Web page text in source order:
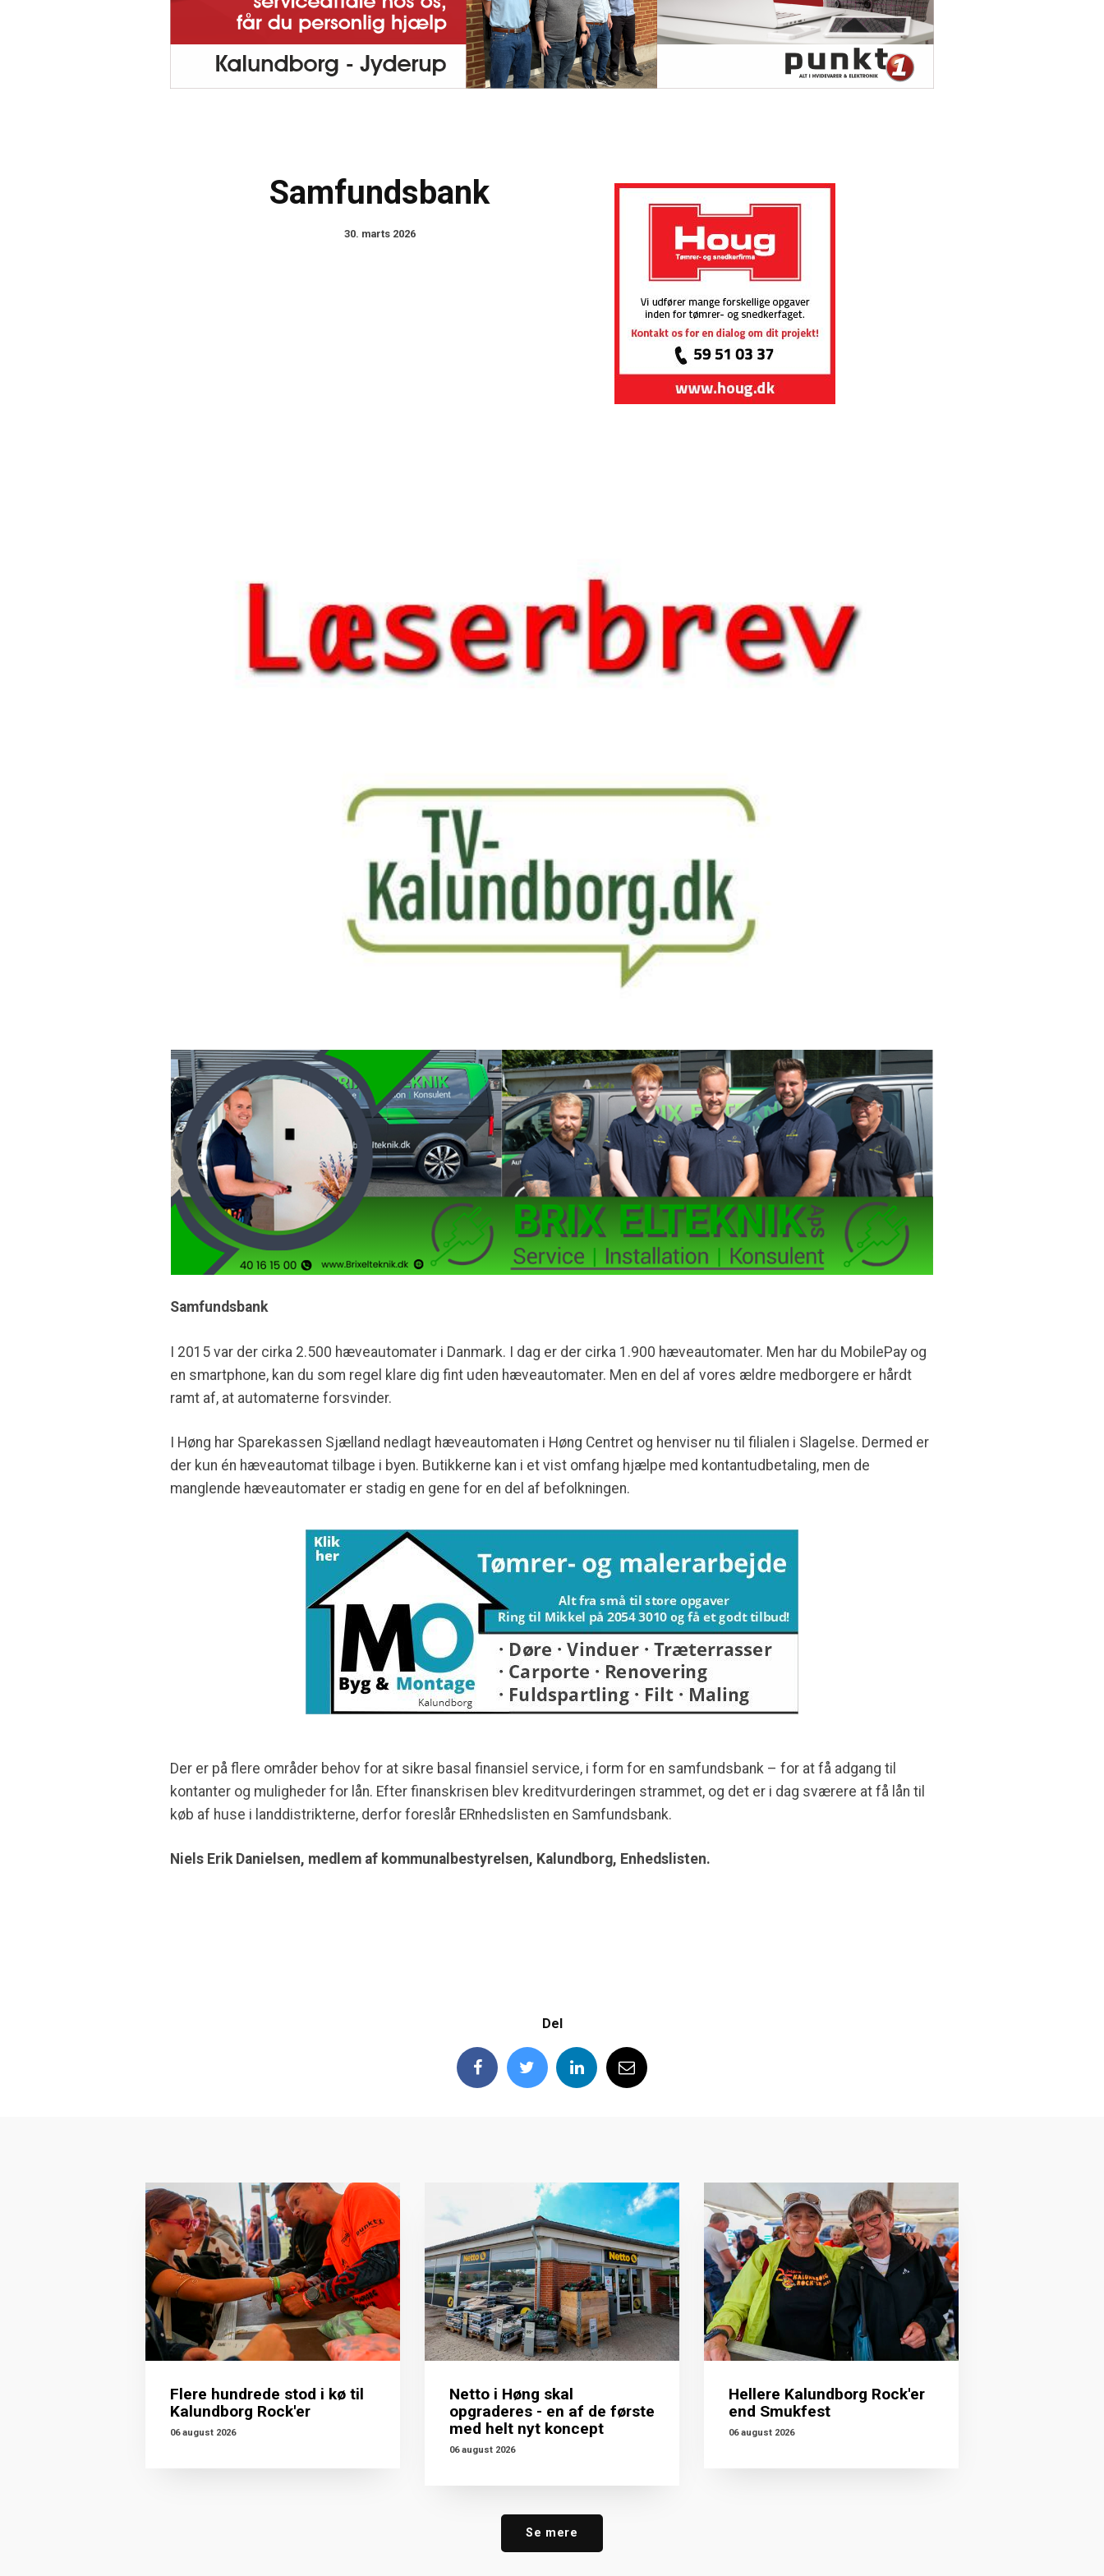
Samfundsbank
30. marts 2026
Samfundsbank
I 2015 var der cirka 2.500 hæveautomater i Danmark. I dag er der cirka 1.900 hæveautomater. Men har du MobilePay og
en smartphone, kan du som regel klare dig fint uden hæveautomater. Men en del af vores ældre medborgere er hårdt
ramt af, at automaterne forsvinder.
I Høng har Sparekassen Sjælland nedlagt hæveautomaten i Høng Centret og henviser nu til filialen i Slagelse. Dermed er
der kun én hæveautomat tilbage i byen. Butikkerne kan i et vist omfang hjælpe med kontantudbetaling, men de
manglende hæveautomater er stadig en gene for en del af befolkningen.
Der er på flere områder behov for at sikre basal finansiel service, i form for en samfundsbank – for at få adgang til
kontanter og muligheder for lån. Efter finanskrisen blev kreditvurderingen strammet, og det er i dag sværere at få lån til
køb af huse i landdistrikterne, derfor foreslår ERnhedslisten en Samfundsbank.
Niels Erik Danielsen, medlem af kommunalbestyrelsen, Kalundborg, Enhedslisten.
Del
Flere hundrede stod i kø til
Kalundborg Rock'er
06 august 2026
Netto i Høng skal
opgraderes - en af de første
med helt nyt koncept
06 august 2026
Hellere Kalundborg Rock'er
end Smukfest
06 august 2026
Se mere